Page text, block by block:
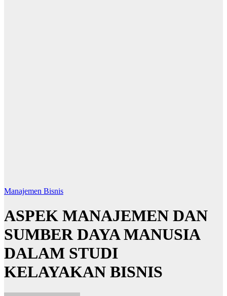
Manajemen Bisnis
ASPEK MANAJEMEN DAN
SUMBER DAYA MANUSIA
DALAM STUDI
KELAYAKAN BISNIS